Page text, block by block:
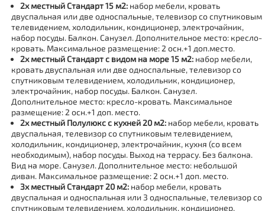
2х местный Стандарт 15 м2: набор мебели, кровать
двуспальная или две односпальные, телевизор со спутниковым
телевидением, холодильник, кондиционер, электрочайник,
набор посуды. Балкон. Санузел. Дополнительное место: кресло-
кровать. Максимальное размещение: 2 осн.+1 доп.место.
2х местный Стандарт с видом на море 15 м2: набор мебели,
кровать двуспальная или две односпальные, телевизор со
спутниковым телевидением, холодильник, кондиционер,
электрочайник, набор посуды. Балкон. Санузел.
Дополнительное место: кресло-кровать. Максимальное
размещение: 2 осн.+1 доп. место.
2х местный Полулюкс с кухней 20 м2: набор мебели, кровать
двуспальная, телевизор со спутниковым телевидением,
холодильник, кондиционер, электрочайник, кухня (со всем
необходимым), набор посуды. Выход на террасу. Без балкона.
Вид на море. Санузел. Дополнительное место: небольшой
диван. Максимальное размещение: 2 осн.+1 доп. место.
3х местный Стандарт 20 м2: набор мебели, кровать
двуспальная и односпальная или 3 односпальные, телевизор со
спутниковым телевидением, холодильник, кондиционер,